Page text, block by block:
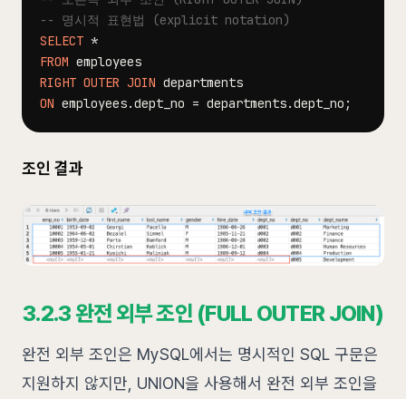
-- 명시적 표현법 (explicit notation)
SELECT *
FROM
RIGHT OUTER JOIN
ON employees.dept_no = departments.dept_no ;
조인 결과
3.2.3 완전 외부 조인 (FULL OUTER JOIN)
완전 외부 조인은 MySQL에서는 명시적인 SQL 구문은
지원하지 않지만, UNION을 사용해서 완전 외부 조인을